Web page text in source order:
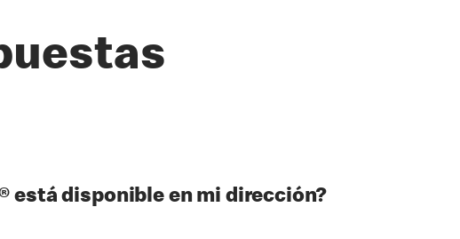
está disponible en mi dirección?